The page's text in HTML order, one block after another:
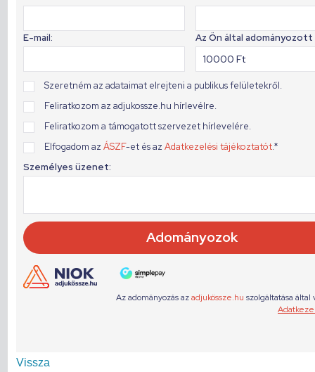
Vissza